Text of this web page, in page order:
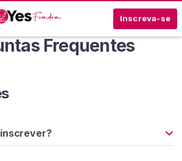
Inscreva-se
Frequentes